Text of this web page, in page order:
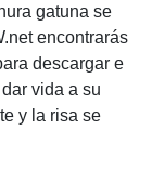
gatuna se
encontrarás
descargar e
vida a su
y la risa se